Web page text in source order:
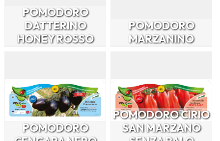
POMODORO
DATTERINO
HONEY ROSSO
POMODORO
MARZANINO
POMODORO
POMODORO CIRIO
SAN MARZANO